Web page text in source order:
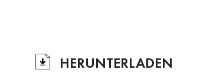
HERUNTERLADEN